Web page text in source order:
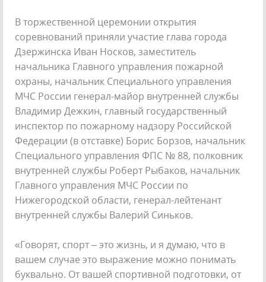
В торжественной церемонии открытия
соревнований приняли участие глава города
Дзержинска Иван Носков, заместитель
начальника Главного управления пожарной
охраны, начальник Специального управления
МЧС России генерал-майор внутренней службы
Владимир Дежкин, главный государственный
инспектор по пожарному надзору Российской
Федерации (в отставке) Борис Борзов, начальник
Специального управления ФПС № 88, полковник
внутренней службы Роберт Рыбаков, начальник
Главного управления МЧС России по
Нижегородской области, генерал-лейтенант
внутренней службы Валерий Синьков.
«Говорят, спорт – это жизнь, и я думаю, что в
вашем случае это выражение можно понимать
буквально. От вашей спортивной подготовки, от